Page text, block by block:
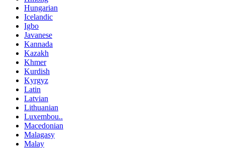
Hungarian
Icelandic
Igbo
Javanese
Kannada
Kazakh
Khmer
Kurdish
Kyrgyz
Latin
Latvian
Lithuanian
Luxembou..
Macedonian
Malagasy
Malay